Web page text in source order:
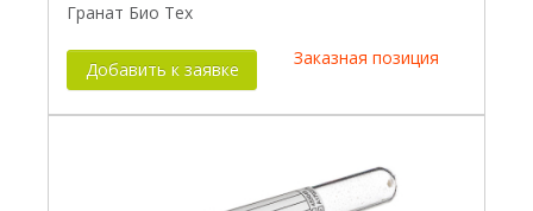
Гранат Био Тех
Добавить к заявке
Заказная позиция